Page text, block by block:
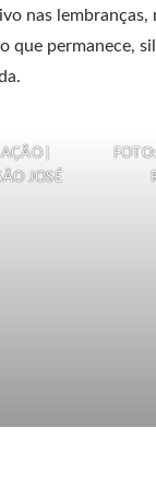
nas lembranças,
que permanece,
|
JOSÉ